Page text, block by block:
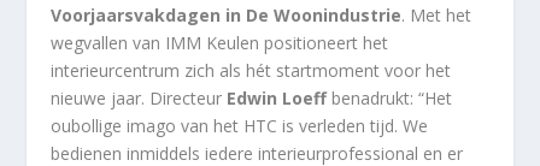
Voorjaarsvakdagen in De Woonindustrie. Met het
wegvallen van IMM Keulen positioneert het
interieurcentrum zich als hét startmoment voor het
nieuwe jaar. Directeur Edwin Loeffbenadrukt: “Het
oubollige imago van het HTC is verleden tijd. We
bedienen inmiddels iedere interieurprofessional en er